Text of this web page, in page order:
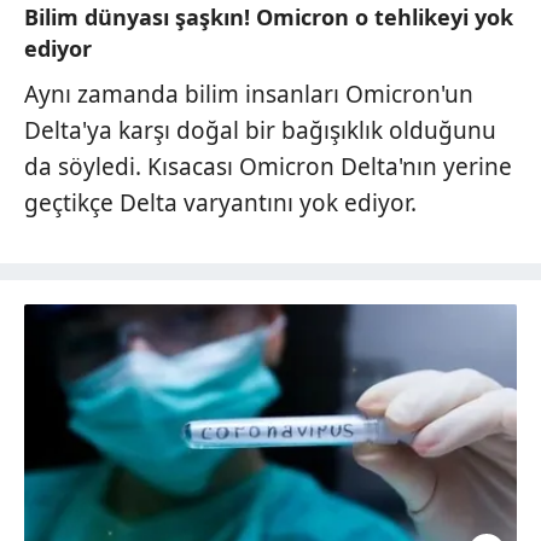
Bilim dünyası şaşkın! Omicron o tehlikeyi yok
ediyor
Aynı zamanda bilim insanları Omicron'un
Delta'ya karşı doğal bir bağışıklık olduğunu
da söyledi. Kısacası Omicron Delta'nın yerine
geçtikçe Delta varyantını yok ediyor.